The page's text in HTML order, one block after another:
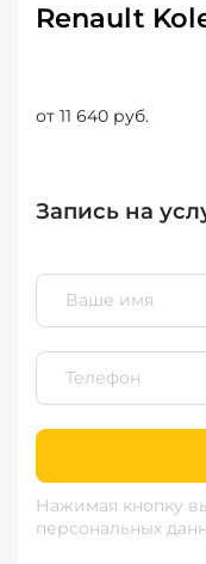
Renault
от 11 640 руб.
Запись на
Нажимая кнопку
персональных